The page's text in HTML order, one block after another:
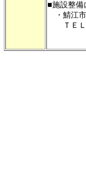
■施設整備
・鯖江
ＴＥＬ